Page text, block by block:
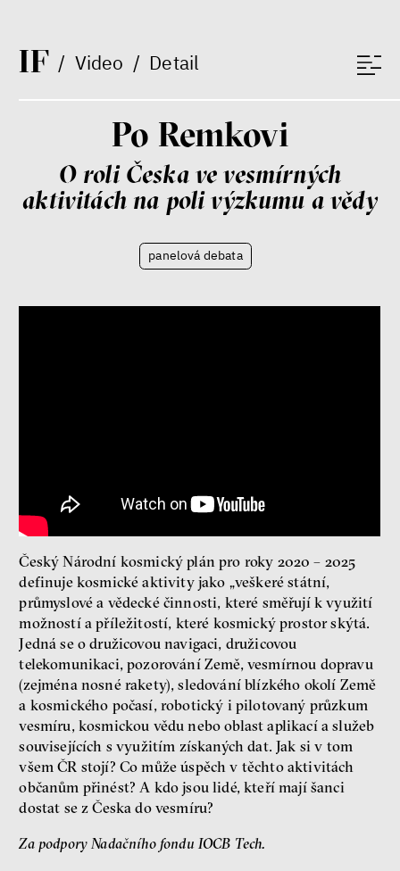
IF/ Video / Detail
láska technologie
Nová pravidla – o světě
pro jedno procento
Miroslavem Palanským,
Jsem radikál – Kdo je víc?
Miloš Gregor
Matouš Hrdina
radikalizace média
sociální sítě
Zobrazit více
Po Remkovi
O roli Česka ve vesmírných
aktivitách na poli výzkumu a vědy
panelová debata
Český Národní kosmický plán pro roky 2020 – 2025
definuje kosmické aktivity jako „veškeré státní,
průmyslové a vědecké činnosti, které směřují k využití
možností a příležitostí, které kosmický prostor skýtá.
Jedná se o družicovou navigaci, družicovou
telekomunikaci, pozorování Země, vesmírnou dopravu
(zejména nosné rakety), sledování blízkého okolí Země
a kosmického počasí, robotický i pilotovaný průzkum
vesmíru, kosmickou vědu nebo oblast aplikací a služeb
souvisejících s využitím získaných dat. Jak si v tom
všem ČR stojí? Co může úspěch v těchto aktivitách
občanům přinést? A kdo jsou lidé, kteří mají šanci
dostat se z Česka do vesmíru?
Za podpory Nadačního fondu IOCB Tech.